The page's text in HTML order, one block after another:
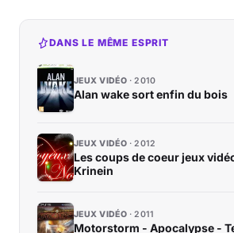
DANS LE MÊME ESPRIT
JEUX VIDÉO 2010
Alan wake sort enfin du bois
JEUX VIDÉO 2012
Les coups de coeur jeux
Krinein
JEUX VIDÉO 2011
Motorstorm - Apocalypse -